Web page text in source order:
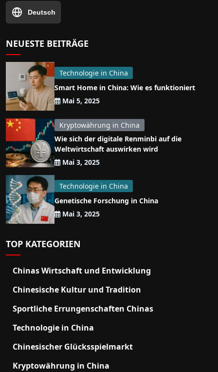
Deutsch
NEUESTE BEITRÄGE
Technologie in China
Smart Home in China: Wie es funktioniert
Mai 5, 2025
Kryptowährung in China
Wie sich der digitale Renminbi auf die
Weltwirtschaft auswirken wird
Mai 3, 2025
Technologie in China
Genetische Forschung in China
Mai 3, 2025
TOP KATEGORIEN
Chinas Wirtschaft und Entwicklung
Chinesische Kultur und Tradition
Sportliche Errungenschaften Chinas
Technologie in China
Chinesischer Glücksspielmarkt
Kryptowährung in China